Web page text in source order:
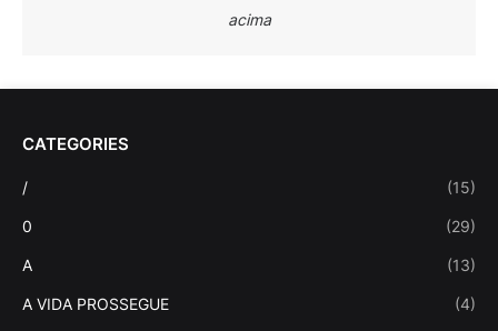
acima
CATEGORIES
/ (15)
0 (29)
A (13)
A VIDA PROSSEGUE (4)